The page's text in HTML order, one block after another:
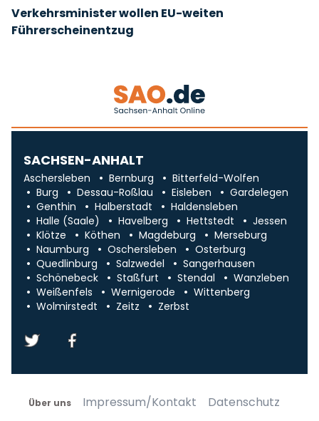
Verkehrsminister wollen EU-weiten
Führerscheinentzug
SACHSEN-ANHALT
Aschersleben Bernburg
Bitterfeld-Wolfen
Burg
Dessau-Roßlau Eisleben
Gardelegen
Genthin
Halberstadt
Haldensleben
Halle (Saale)
Havelberg Hettstedt
Jessen
Klötze
Köthen Magdeburg
Merseburg
Naumburg
Oschersleben
Osterburg
Quedlinburg
Salzwedel
Sangerhausen
Schönebeck
Staßfurt Stendal
Wanzleben
Weißenfels
Wernigerode
Wittenberg
Wolmirstedt
Zeitz Zerbst
Über uns Impressum/Kontakt
Datenschutz